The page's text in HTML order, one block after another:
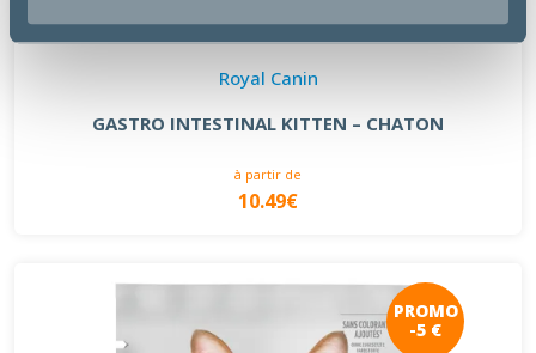
Royal Canin
GASTRO INTESTINAL KITTEN – CHATON
à partir de
10.49€
PROMO
-5 €